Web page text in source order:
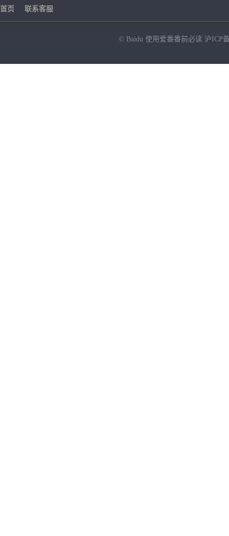
首页 联系客服
© Baidu 使用爱番番前必读 沪ICP